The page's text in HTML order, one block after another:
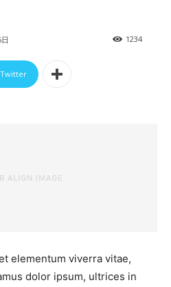
1234
Twitter
elementum viverra vitae,
dolor ipsum, ultrices in